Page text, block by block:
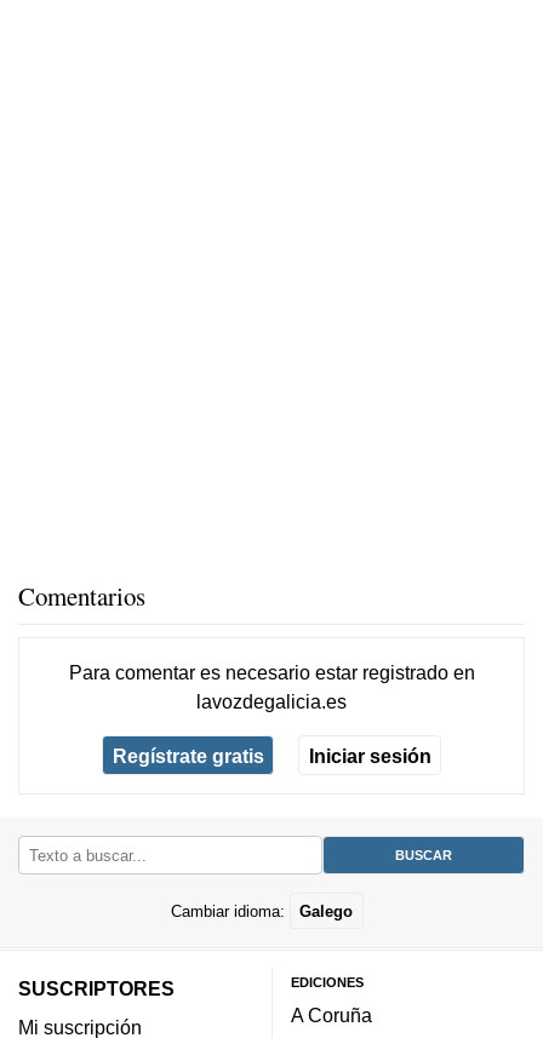
Comentarios
Para comentar es necesario estar registradoen
lavozdegalicia.es
Regístrate gratis Iniciar sesión
Cambiar idioma: Galego
SUSCRIPTORES
Mi suscripción
EDICIONES
A Coruña